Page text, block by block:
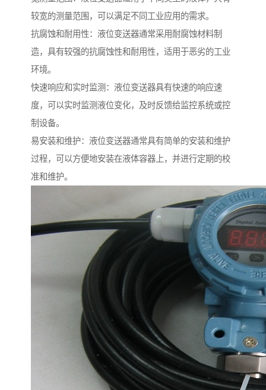
较宽的测量范围，可以满足不同工业应用的需求。
抗腐蚀和耐用性：液位变送器通常采用耐腐蚀材料制
造，具有较强的抗腐蚀性和耐用性，适用于恶劣的工业
环境。
快速响应和实时监测：液位变送器具有快速的响应速
度，可以实时监测液位变化，及时反馈给监控系统或控
制设备。
易安装和维护：液位变送器通常具有简单的安装和维护
过程，可以方便地安装在液体容器上，并进行定期的校
准和维护。